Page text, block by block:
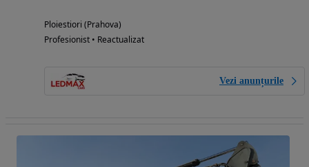
Ploiestiori (Prahova)
Profesionist • Reactualizat
Vezi anunțurile